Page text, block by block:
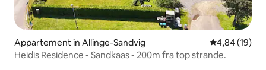
Appartement in Allinge-Sandvig Gemiddelde
4,84 (19)
Heidis Residence - Sandkaas - 200m fra top strande.